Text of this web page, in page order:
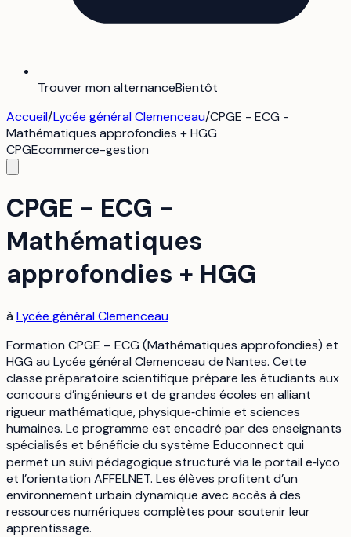
Trouver mon alternanceBientôt
Accueil/Lycée général Clemenceau/CPGE - ECG -
Mathématiques approfondies + HGG
CPGEcommerce-gestion
CPGE - ECG -
Mathématiques
approfondies + HGG
à Lycée général Clemenceau
Formation CPGE – ECG (Mathématiques approfondies) et
HGG au Lycée général Clemenceau de Nantes. Cette
classe préparatoire scientifique prépare les étudiants aux
concours d’ingénieurs et de grandes écoles en alliant
rigueur mathématique, physique‑chimie et sciences
humaines. Le programme est encadré par des enseignants
spécialisés et bénéficie du système Educonnect qui
permet un suivi pédagogique structuré via le portail e‑lyco
et l’orientation AFFELNET. Les élèves profitent d’un
environnement urbain dynamique avec accès à des
ressources numériques complètes pour soutenir leur
apprentissage.